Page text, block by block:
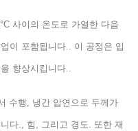
사이의 온도로 가열한 다음
이 포함됩니다.. 이 공정은 입
향상시킵니다..
수행, 냉간 압연으로 두께가
다., 힘, 그리고 경도. 또한 재